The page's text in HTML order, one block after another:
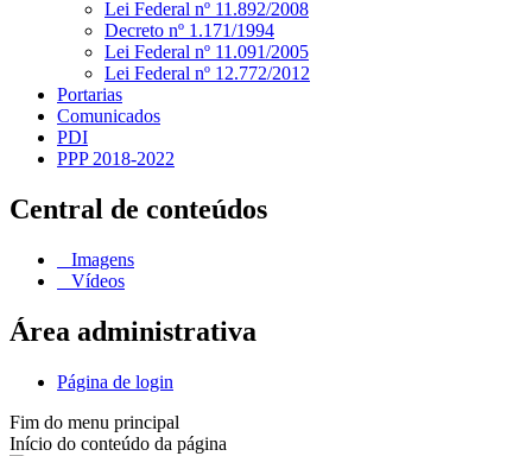
Lei Federal nº 11.892/2008
Decreto nº 1.171/1994
Lei Federal nº 11.091/2005
Lei Federal nº 12.772/2012
Portarias
Comunicados
PDI
PPP 2018-2022
Central de conteúdos
Imagens
Vídeos
Área administrativa
Página de login
Fim do menu principal
Início do conteúdo da página